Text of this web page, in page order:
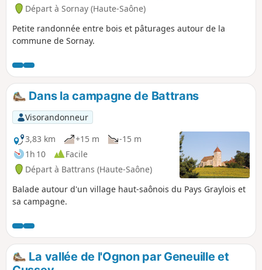
Départ à Sornay (Haute-Saône)
Petite randonnée entre bois et pâturages autour de la
commune de Sornay.
Dans la campagne de Battrans
Visorandonneur
3,83 km
+15 m
-15 m
1h 10
Facile
Départ à Battrans (Haute-Saône)
Balade autour d'un village haut-saônois du Pays Graylois et
sa campagne.
La vallée de l'Ognon par Geneuille et